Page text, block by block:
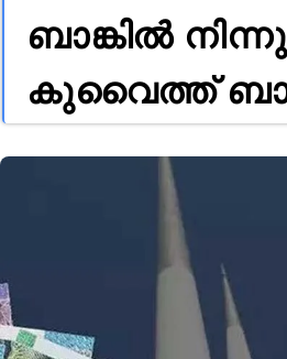
ബാങ്കിൽ
കുവൈത്ത്